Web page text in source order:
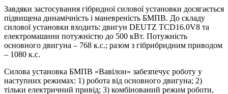
Завдяки застосування гібридної силової установки досягається
підвищена динамічність і маневреність БМПВ. До складу
силової установки входить: двигун DEUTZ TCD16.0V8 та
електромашини потужністю до 500 кВт. Потужність
основного двигуна – 768 к.с.; разом з гібрибридним приводом
– 1080 к.с.
Силова установка БМПВ «Вавілон» забезпечує роботу у
наступних режимах: 1) робота від основного двигуна; 2)
тільки електричний привід; 3) комбінований режим роботи,